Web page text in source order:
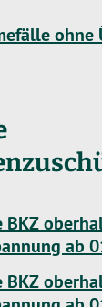
ohne
BKZ
ab
BKZ